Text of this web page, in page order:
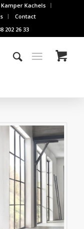
Kachels
Contact
202 26 33